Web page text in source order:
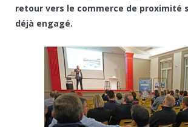
retour vers le commerce de proximité
déjà engagé.